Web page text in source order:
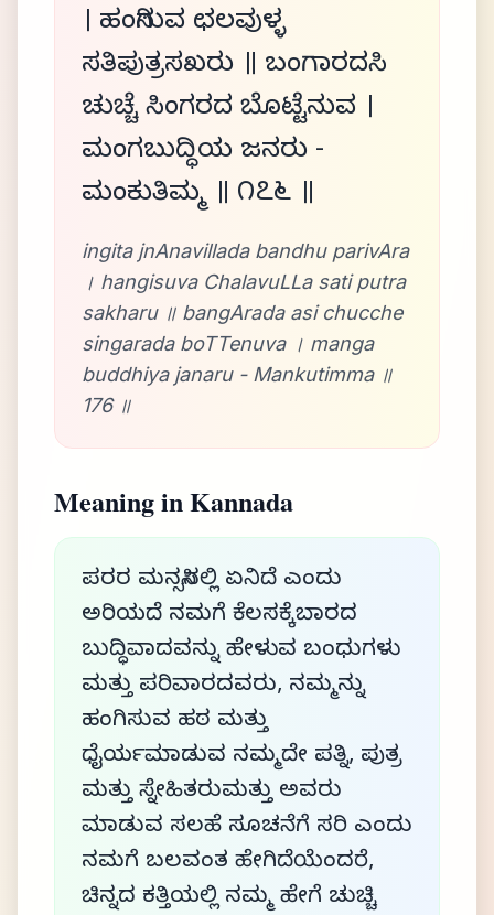
। ಹಂಗಿಸುವ ಛಲವುಳ್ಳ
ಸತಿಪುತ್ರಸಖರು ॥ ಬಂಗಾರದಸಿ
ಚುಚ್ಚೆ ಸಿಂಗರದ ಬೊಟ್ಟೆನುವ ।
ಮಂಗಬುದ್ಧಿಯ ಜನರು -
ಮಂಕುತಿಮ್ಮ ॥ ೧೭೬ ॥
ingita jnAnavillada bandhu parivAra
। hangisuva ChalavuLLa sati putra
sakharu ॥ bangArada asi chucche
singarada boTTenuva । manga
buddhiya janaru - Mankutimma ॥
176 ॥
Meaning in Kannada
ಪರರ ಮನಸ್ಸಿನಲ್ಲಿ ಏನಿದೆ ಎಂದು
ಅರಿಯದೆ ನಮಗೆ ಕೆಲಸಕ್ಕೆಬಾರದ
ಬುದ್ಧಿವಾದವನ್ನು ಹೇಳುವ ಬಂಧುಗಳು
ಮತ್ತು ಪರಿವಾರದವರು, ನಮ್ಮನ್ನು
ಹಂಗಿಸುವ ಹಠ ಮತ್ತು
ಧೈರ್ಯಮಾಡುವ ನಮ್ಮದೇ ಪತ್ನಿ, ಪುತ್ರ
ಮತ್ತು ಸ್ನೇಹಿತರುಮತ್ತು ಅವರು
ಮಾಡುವ ಸಲಹೆ ಸೂಚನೆಗೆ ಸರಿ ಎಂದು
ನಮಗೆ ಬಲವಂತ ಹೇಗಿದೆಯೆಂದರೆ,
ಚಿನ್ನದ ಕತ್ತಿಯಲ್ಲಿ ನಮ್ಮ ಹೇಗೆ ಚುಚ್ಚಿ